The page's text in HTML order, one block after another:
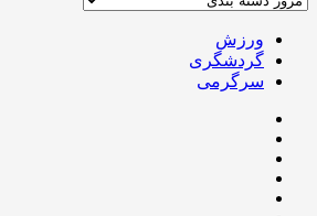
ورزش
گردشگری
سرگرمی